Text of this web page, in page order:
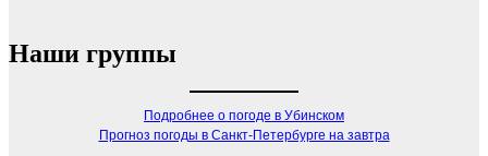
Наши группы
Подробнее о погоде в Убинском
Прогноз погоды в Санкт-Петербурге на завтра